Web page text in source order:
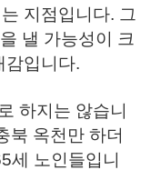
지점입니다. 그
낼 가능성이 크
감입니다.
하지는 않습니
북 옥천만 하더
세 노인들입니